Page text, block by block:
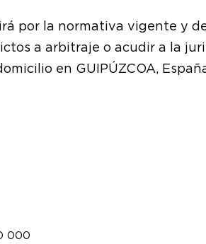
por la normativa vigente y
a arbitraje o acudir a la
en GUIPÚZCOA,
000